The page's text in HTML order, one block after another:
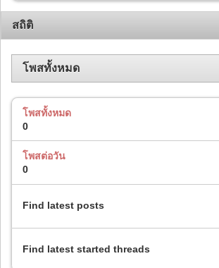
สถิติ
โพสทั้งหมด
โพสทั้งหมด
0
โพสต่อวัน
0
Find latest posts
Find latest started threads